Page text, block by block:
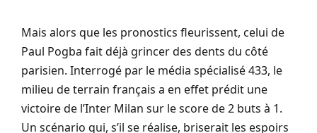
Mais alors que les pronostics fleurissent, celui de
Paul Pogba fait déjà grincer des dents du côté
parisien. Interrogé par le média spécialisé 433, le
milieu de terrain français a en effet prédit une
victoire de l’Inter Milan sur le score de 2 buts à 1.
Un scénario qui, s’il se réalise, briserait les espoirs